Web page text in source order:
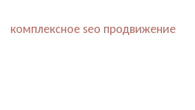
комплексное seo продвижение